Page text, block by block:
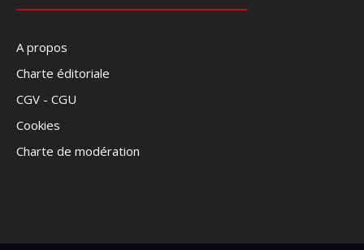
A propos
Charte éditoriale
CGV - CGU
Cookies
Charte de modération